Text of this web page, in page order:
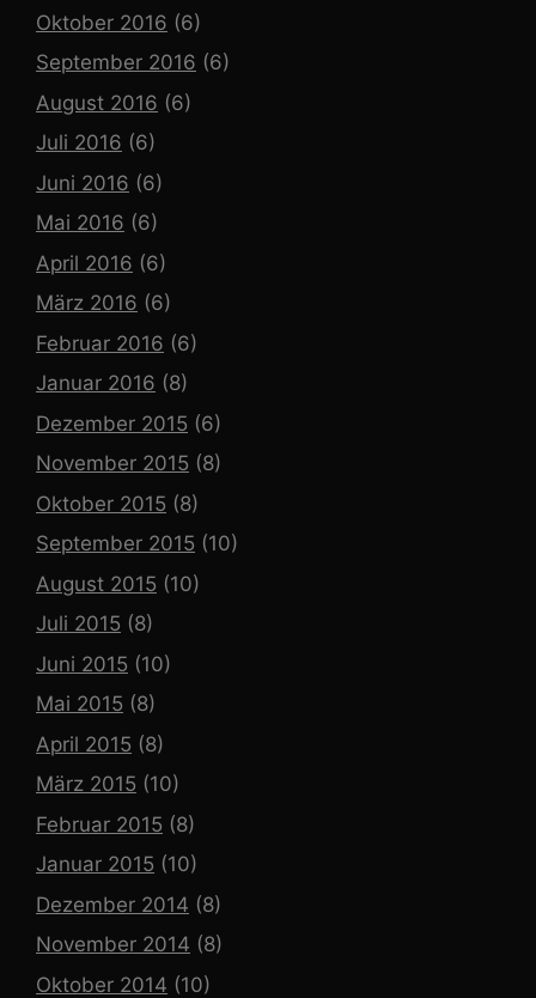
Oktober 2016 (6)
September 2016 (6)
August 2016 (6)
Juli 2016 (6)
Juni 2016 (6)
Mai 2016 (6)
April 2016 (6)
März 2016 (6)
Februar 2016 (6)
Januar 2016 (8)
Dezember 2015 (6)
November 2015 (8)
Oktober 2015 (8)
September 2015 (10)
August 2015 (10)
Juli 2015 (8)
Juni 2015 (10)
Mai 2015 (8)
April 2015 (8)
März 2015 (10)
Februar 2015 (8)
Januar 2015 (10)
Dezember 2014 (8)
November 2014 (8)
Oktober 2014 (10)